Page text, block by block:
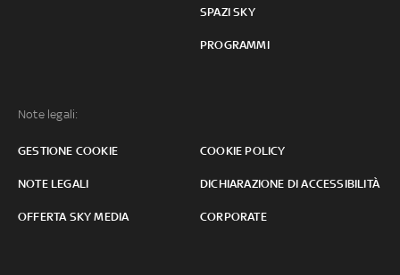
SPAZI SKY
PROGRAMMI
Note legali:
GESTIONE COOKIE COOKIE POLICY
NOTE LEGALI DICHIARAZIONE DI ACCESSIBILITÀ
OFFERTA SKY MEDIA CORPORATE